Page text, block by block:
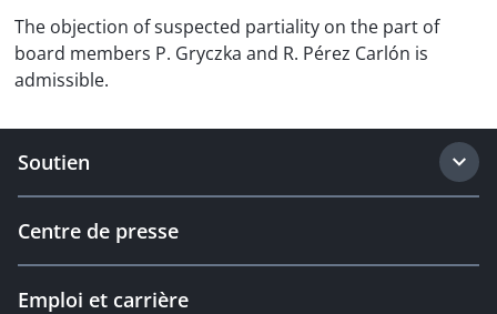
The objection of suspected partiality on the part of
board members P. Gryczka and R. Pérez Carlón is
admissible.
Soutien
Centre de presse
Emploi et carrière